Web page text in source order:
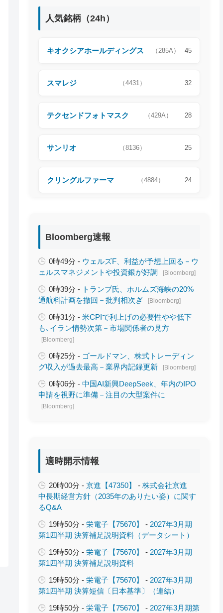
人気銘柄（24h）
キオクシアホールディングス （285A） 45
スマレジ （4431） 32
テクセンドフォトマスク （429A） 28
サンリオ （8136） 25
クリングルファーマ （4884） 24
Bloomberg速報
0時49分 - ウェルズF、利益が予想上回る－ウ
ェルスマネジメントや投資銀が好調
[Bloomberg]
0時39分 - トランプ氏、ホルムズ海峡の20%
通航料計画を撤回－批判相次ぎ
[Bloomberg]
0時31分 -米CPIで利上げの必要性やや低下
も､イラン情勢次第－市場関係者の見方
[Bloomberg]
0時25分 - ゴールドマン、株式トレーディン
グ収入が過去最高－業界内記録更新
[Bloomberg]
0時06分 -中国AI新興DeepSeek、年内のIPO
申請を視野に準備－注目の大型案件に
[Bloomberg]
適時開示情報
20時00分 -京進【47350】 -株式会社京進
中長期経営方針（2035年のありたい姿）に関す
るQ&A
19時50分 -栄電子【75670】 -2027年3月期
第1四半期 決算補足説明資料（データシート）
19時50分 -栄電子【75670】 -2027年3月期
第1四半期 決算補足説明資料
19時50分 -栄電子【75670】 -2027年3月期
第1四半期 決算短信〔日本基準〕（連結）
19時50分 -栄電子【75670】 -2027年3月期第